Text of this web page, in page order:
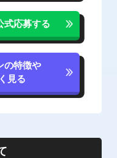
式応募する
の特徴や
見る